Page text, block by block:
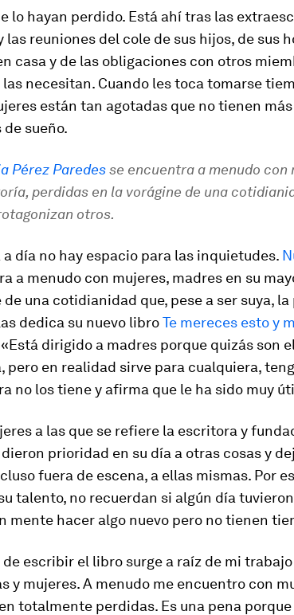
lo hayan perdido. Está ahí tras las
las reuniones del cole de sus hijos, de sus
casa y de las obligaciones con otros
necesitan. Cuando les toca tomarse
están tan agotadas que no tienen
de sueño.
Pérez Paredesse encuentra a menudo con
perdidas en la vorágine de una
otros.
a día no hay espacio para las inquietudes.
a menudo con mujeres, madres en su
de una cotidianidad que, pese a ser suya,
dedica su nuevo libroTe mereces esto y
«Está dirigido a madres porque quizás son
pero en realidad sirve para cualquiera,
no los tiene y afirma que le ha sido muy
a las que se refiere la escritora y
dieron prioridad en su día a otras cosas y
fuera de escena, a ellas mismas. Por
talento, no recuerdan si algún día
mente hacer algo nuevo pero no tienen
de escribir el libro surge a raíz de mi
y mujeres. A menudo me encuentro con
totalmente perdidas. Es una pena